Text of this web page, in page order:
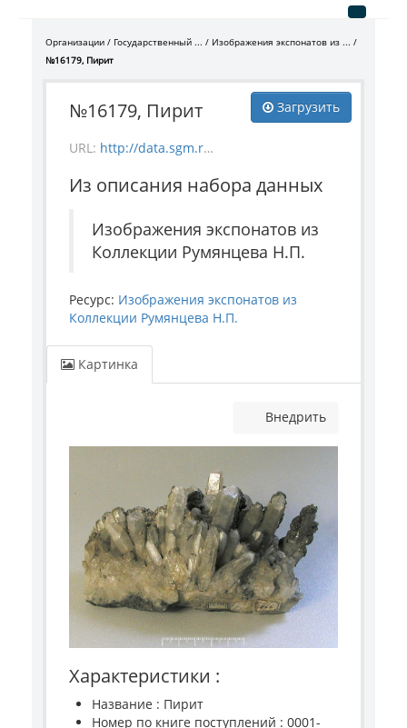
Организации Государственный ...
Изображения экспонатов из ...
№16179, Пирит
Загрузить
№16179, Пирит
URL: http://data.sgm.ru/dataset/e1908605-67c3-4add-a6a7-6c288953c91e/resource/8fcd09a7-dcca-4390-826f-784a9ee40b4c/download/mineral_16179.jpg
Из описания набора данных
Изображения экспонатов из
Коллекции Румянцева Н.П.
Ресурс: Изображения экспонатов из
Коллекции Румянцева Н.П.
Картинка
Внедрить
Характеристики :
Название : Пирит
Номер по книге поступлений : 0001-